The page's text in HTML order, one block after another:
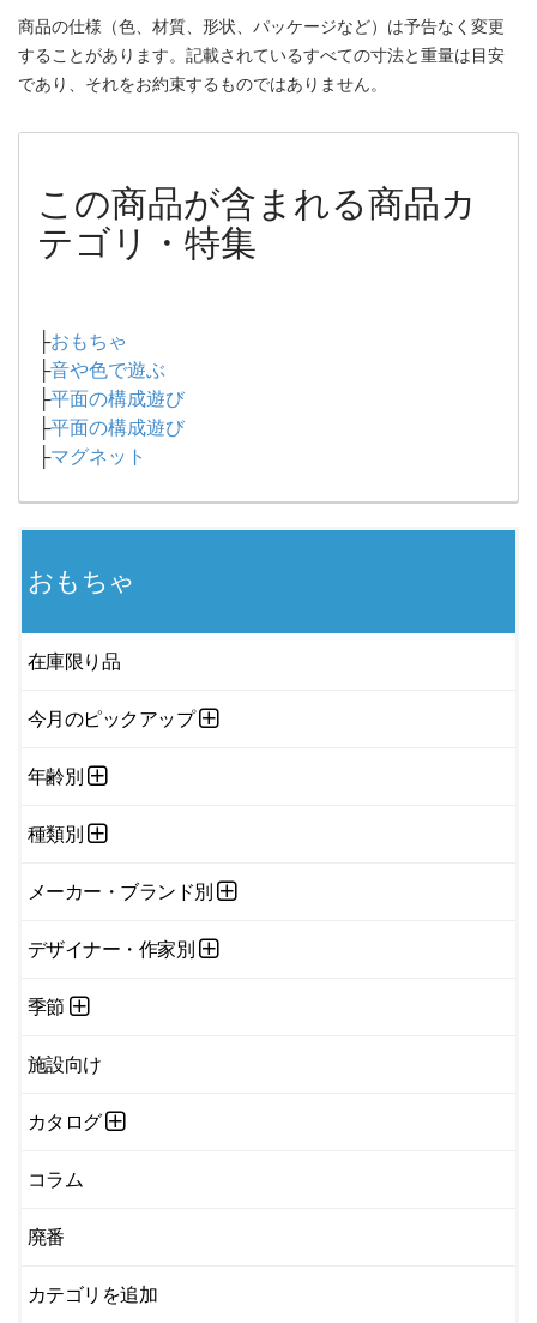
商品の仕様（色、材質、形状、パッケージなど）は予告なく変更
することがあります。記載されているすべての寸法と重量は目安
であり、それをお約束するものではありません。
この商品が含まれる商品カ
テゴリ・特集
├おもちゃ
├音や色で遊ぶ
├平面の構成遊び
├平面の構成遊び
├マグネット
おもちゃ
在庫限り品
今月のピックアップ
年齢別
種類別
メーカー・ブランド別
デザイナー・作家別
季節
施設向け
カタログ
コラム
廃番
カテゴリを追加